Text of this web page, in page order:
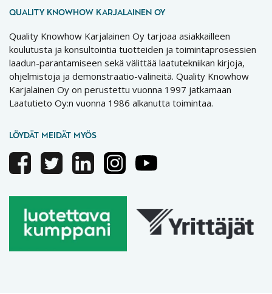
QUALITY KNOWHOW KARJALAINEN OY
Quality Knowhow Karjalainen Oy tarjoaa asiakkailleen
koulutusta ja konsultointia tuotteiden ja toimintaprosessien
laadun-parantamiseen sekä välittää laatutekniikan kirjoja,
ohjelmistoja ja demonstraatio-välineitä. Quality Knowhow
Karjalainen Oy on perustettu vuonna 1997 jatkamaan
Laatutieto Oy:n vuonna 1986 alkanutta toimintaa.
LÖYDÄT MEIDÄT MYÖS
FacebookTwitter LinkedinInstagramYoutube